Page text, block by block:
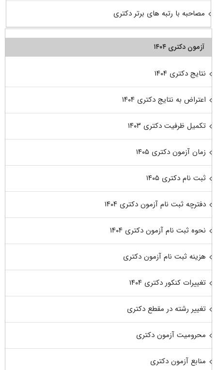
مصاحبه با رتبه های برتر دکتری
آزمون دکتری ۱۴۰۴
نتایج دکتری ۱۴۰۴
اعتراض به نتایج دکتری ۱۴۰۴
تکمیل ظرفیت دکتری ۱۴۰۳
زمان آزمون دکتری ۱۴۰۵
ثبت نام دکتری ۱۴۰۵
دفترچه ثبت نام آزمون دکتری ۱۴۰۴
نحوه ثبت نام آزمون دکتری ۱۴۰۴
هزینه ثبت نام آزمون دکتری
تغییرات کنکور دکتری ۱۴۰۴
تغییر رشته در مقطع دکتری
محرومیت آزمون دکتری
منابع آزمون دکتری